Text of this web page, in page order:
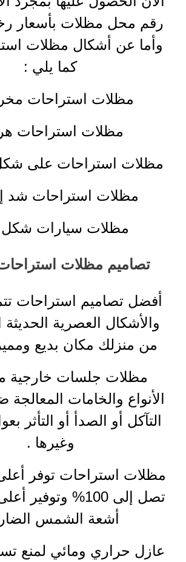
رقم محل مظلات بأسعار
وأما عن أشكال مظلات
كما يلي :
مظلات استراحات
مظلات استراحات
مظلات استراحات على
مظلات استراحات شد
مظلات سيارات
تصاميم مظلات
أفضل تصاميم استراحات
والأشكال العصرية
من منزلك مكان بديع
مظلات جلسات خارجية
الأنواع والخامات المعالجة
التآكل أو الصدأ أو التأثر
وغيرها .
مظلات استراحات توفر
تصل إلى 100%
وتوفير
أشعة الشمس
عازل حراري ومائي لمنع